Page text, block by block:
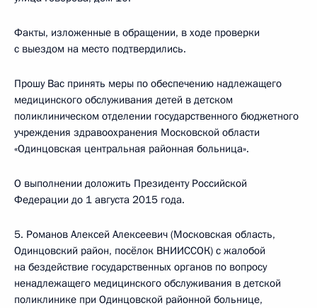
Факты, изложенные в обращении, в ходе проверки
с выездом на место подтвердились.
Прошу Вас принять меры по обеспечению надлежащего
медицинского обслуживания детей в детском
поликлиническом отделении государственного бюджетного
учреждения здравоохранения Московской области
«Одинцовская центральная районная больница».
О выполнении доложить Президенту Российской
Федерации до 1 августа 2015 года.
5. Романов Алексей Алексеевич (Московская область,
Одинцовский район, посёлок ВНИИССОК) с жалобой
на бездействие государственных органов по вопросу
ненадлежащего медицинского обслуживания в детской
поликлинике при Одинцовской районной больнице,